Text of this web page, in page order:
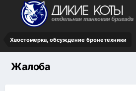
Хвостомерка, обсуждение бронетехники
Жалоба